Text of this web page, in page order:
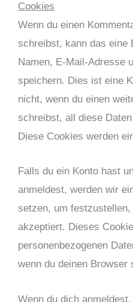
Cookies
Wenn du einen
schreibst, kann das eine
Namen, E-Mail-Adresse
speichern. Dies ist eine
nicht, wenn du einen
schreibst, all diese
Diese Cookies werden
Falls du ein Konto hast
anmeldest, werden wir
setzen, um
akzeptiert. Dieses
personenbezogenen
wenn du deinen Browser
Wenn du dich